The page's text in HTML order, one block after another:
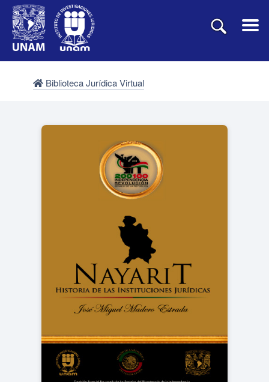
Biblioteca Jurídica Virtual